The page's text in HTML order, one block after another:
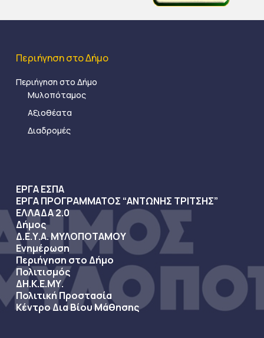
Περιήγηση στο Δήμο
Περιήγηση στο Δήμο
Μυλοπόταμος
Αξιοθέατα
Διαδρομές
ΕΡΓΑ ΕΣΠΑ
ΕΡΓΑ ΠΡΟΓΡΑΜΜΑΤΟΣ “ΑΝΤΩΝΗΣ ΤΡΙΤΣΗΣ”
ΕΛΛΑΔΑ 2.0
Δήμος
Δ.Ε.Υ.Α. ΜΥΛΟΠΟΤΑΜΟΥ
Ενημέρωση
Περιήγηση στο Δήμο
Πολιτισμός
ΔΗ.Κ.Ε.ΜΥ.
Πολιτική Προστασία
Κέντρο Δια Βίου Μάθησης